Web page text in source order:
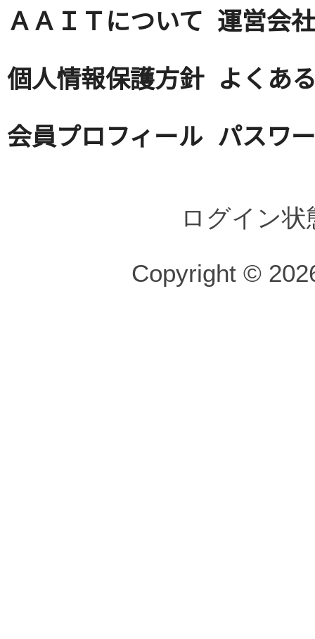
ＡＡＩＴについて 運営会社
個人情報保護方針 よくあ
会員プロフィール パスワ
ログイン
Copyright ©